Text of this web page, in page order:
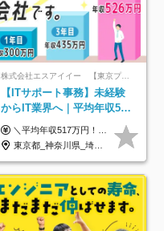
株式会社エスアイイー 【東京プロマーケット上場】
【ITサポート事務】未経験
からIT業界へ｜平均年収517
万円｜ホワイト企業認定｜
年休134日｜リモートOK
＼平均年収517万円！入社5年目まで毎年必ず昇給／ ■賞与年3回 ■年収800万円以上も可 ■入社3年以上の平均年収469.2万円 月給23万2000円以上＋賞与年3回＋各種手当 ☆入社5年目まで最大1万5000円の定期昇給を確約 ┃各種手当充実 ・規定の資格を取得すれば、2000円～5万円を毎月支給（2万4000円～60万円／年） ・研修中に取得した取得率95％の資格でも研修後の給料UP ※月給は年齢・経験・能力を考慮して、優遇いたします ※上記月給金額は固定残業代（20時間/3万1300円円以上）を含み、超過分は別途支給いたします ※試用期間（6ヶ月）は月給に変動はありますが、その他待遇に差異はありません ├入社後1ヶ月～3ヶ月間は、月給20万1900円となります └上記金額は固定残業代（10時間／1万6000円）を含み、超過分は別途支給いたします
東京都_神奈川県_埼玉県_千葉県_大阪府_愛知県_北海道_青森県_岩手県_宮城県_秋田県_山形県_福島県_茨城県_栃木県_群馬県_新潟県_山梨県_長野県_富山県_石川県_福井県_静岡県_岐阜県_三重県_兵庫県_京都府_滋賀県_奈良県_和歌山県_広島県_岡山県_鳥取県_島根県_山口県_徳島県_香川県_愛媛県_高知県_福岡県_熊本県_佐賀県_長崎県_大分県_宮崎県_鹿児島県_沖縄県